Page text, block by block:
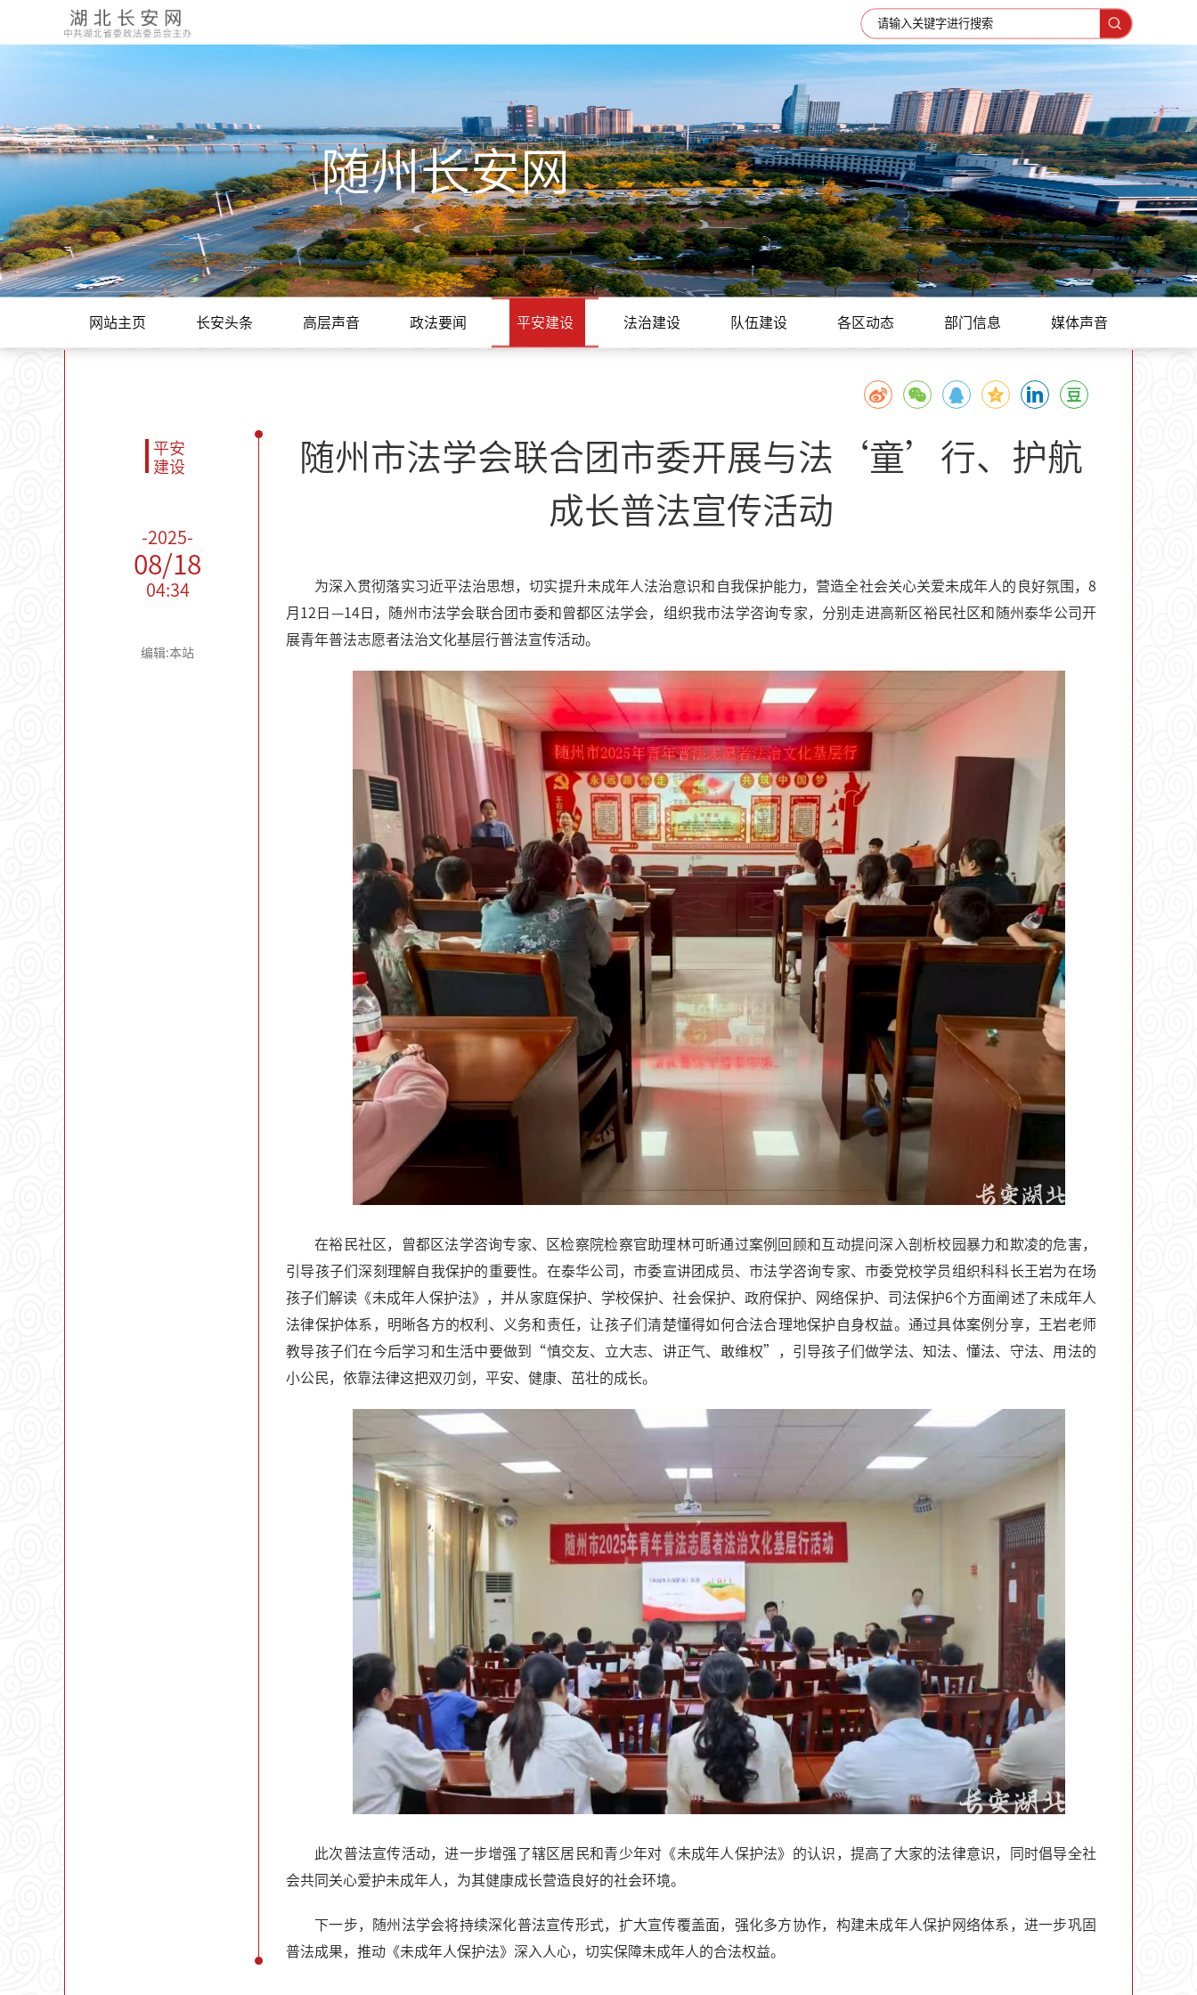
随州长安网
网站主页 长安头条 高层声音 政法要闻 平安建设 法治建设 队伍建设 各区动态 部门信息 媒体声音
平安
建设
-2025-
08/18
04:34
编辑:本站
随州市法学会联合团市委开展与法‘童’行、护航
成长普法宣传活动
为深入贯彻落实习近平法治思想，切实提升未成年人法治意识和自我保护能力，营造全社会关心关爱未成年人的良好氛围，8
月12日—14日，随州市法学会联合团市委和曾都区法学会，组织我市法学咨询专家，分别走进高新区裕民社区和随州泰华公司开
展青年普法志愿者法治文化基层行普法宣传活动。
在裕民社区，曾都区法学咨询专家、区检察院检察官助理林可昕通过案例回顾和互动提问深入剖析校园暴力和欺凌的危害，
引导孩子们深刻理解自我保护的重要性。在泰华公司，市委宣讲团成员、市法学咨询专家、市委党校学员组织科科长王岩为在场
孩子们解读《未成年人保护法》，并从家庭保护、学校保护、社会保护、政府保护、网络保护、司法保护6个方面阐述了未成年人
法律保护体系，明晰各方的权利、义务和责任，让孩子们清楚懂得如何合法合理地保护自身权益。通过具体案例分享，王岩老师
教导孩子们在今后学习和生活中要做到“慎交友、立大志、讲正气、敢维权”，引导孩子们做学法、知法、懂法、守法、用法的
小公民，依靠法律这把双刃剑，平安、健康、茁壮的成长。
此次普法宣传活动，进一步增强了辖区居民和青少年对《未成年人保护法》的认识，提高了大家的法律意识，同时倡导全社
会共同关心爱护未成年人，为其健康成长营造良好的社会环境。
下一步，随州法学会将持续深化普法宣传形式，扩大宣传覆盖面，强化多方协作，构建未成年人保护网络体系，进一步巩固
普法成果，推动《未成年人保护法》深入人心，切实保障未成年人的合法权益。